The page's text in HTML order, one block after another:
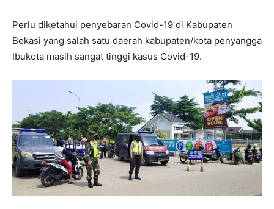
Perlu diketahui penyebaran Covid-19 di Kabupaten
Bekasi yang salah satu daerah kabupaten/kota penyangga
Ibukota masih sangat tinggi kasus Covid-19.